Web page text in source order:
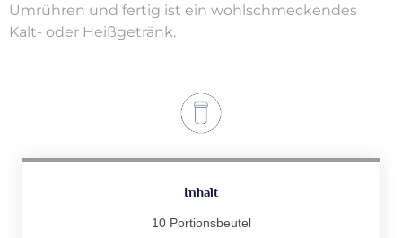
Umrühren und fertig ist ein wohlschmeckendes
Kalt- oder Heißgetränk.
Inhalt
10 Portionsbeutel